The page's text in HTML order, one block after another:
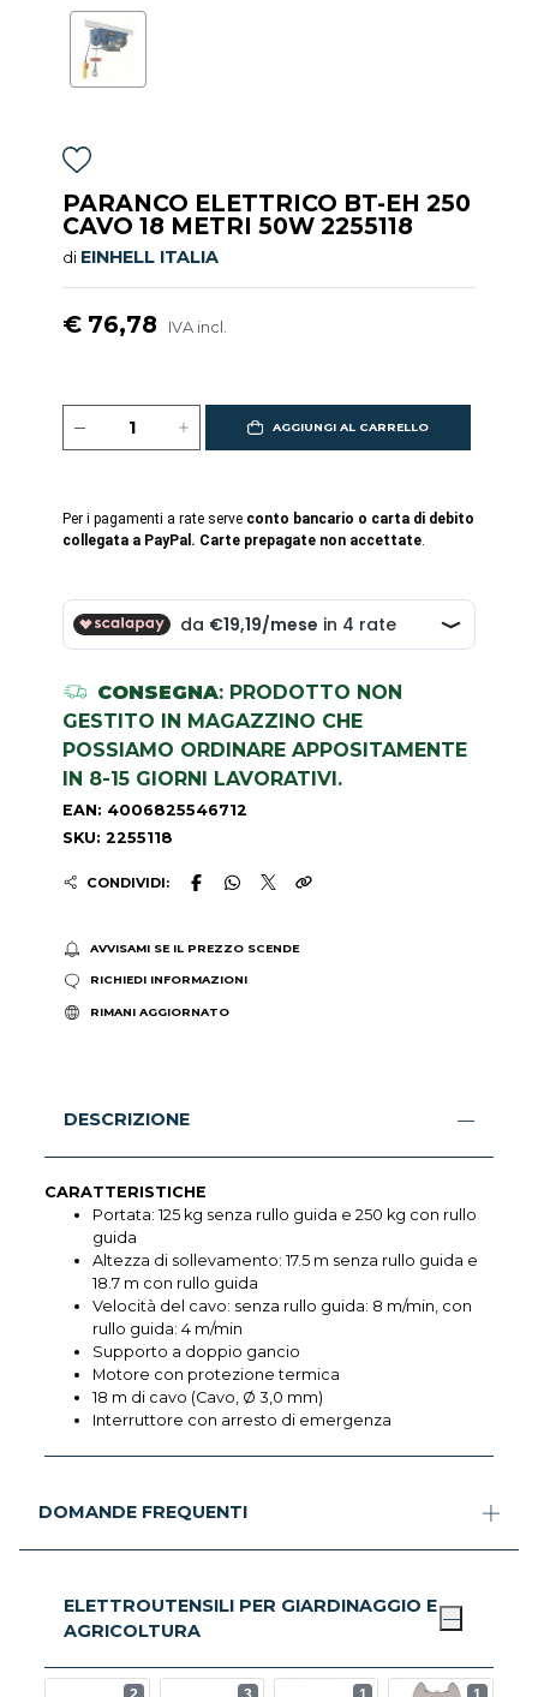
PARANCO ELETTRICO BT-EH 250
CAVO 18 METRI 50W 2255118
di EINHELL ITALIA
€ 76,78 IVA incl.
AGGIUNGI AL CARRELLO
Per i pagamenti a rate serve conto bancario o carta di debito
collegata a PayPal. Carte prepagate non accettate.
CONSEGNA: PRODOTTO NON
GESTITO IN MAGAZZINO CHE
POSSIAMO ORDINARE APPOSITAMENTE
IN 8-15 GIORNI LAVORATIVI.
EAN: 4006825546712
SKU: 2255118
CONDIVIDI:
AVVISAMI SE IL PREZZO SCENDE
RICHIEDI INFORMAZIONI
RIMANI AGGIORNATO
DESCRIZIONE
CARATTERISTICHE
Portata: 125 kg senza rullo guida e 250 kg con rullo
guida
Altezza di sollevamento: 17.5 m senza rullo guida e
18.7 m con rullo guida
Velocità del cavo: senza rullo guida: 8 m/min, con
rullo guida: 4 m/min
Supporto a doppio gancio
Motore con protezione termica
18 m di cavo (Cavo, Ø 3,0 mm)
Interruttore con arresto di emergenza
DOMANDE FREQUENTI
ELETTROUTENSILI PER GIARDINAGGIO E
AGRICOLTURA